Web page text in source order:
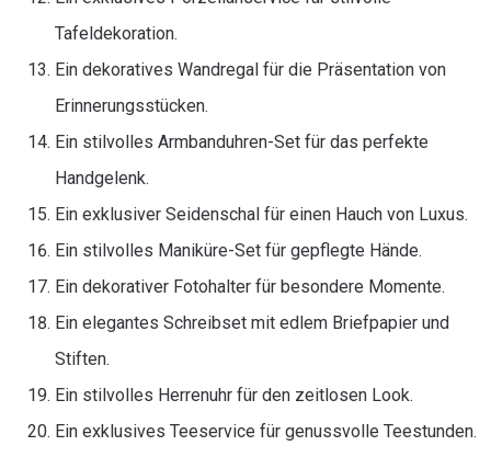
Tafeldekoration.
Ein dekoratives Wandregal für die Präsentation von
Erinnerungsstücken.
Ein stilvolles Armbanduhren-Set für das perfekte
Handgelenk.
Ein exklusiver Seidenschal für einen Hauch von Luxus.
Ein stilvolles Maniküre-Set für gepflegte Hände.
Ein dekorativer Fotohalter für besondere Momente.
Ein elegantes Schreibset mit edlem Briefpapier und
Stiften.
Ein stilvolles Herrenuhr für den zeitlosen Look.
Ein exklusives Teeservice für genussvolle Teestunden.